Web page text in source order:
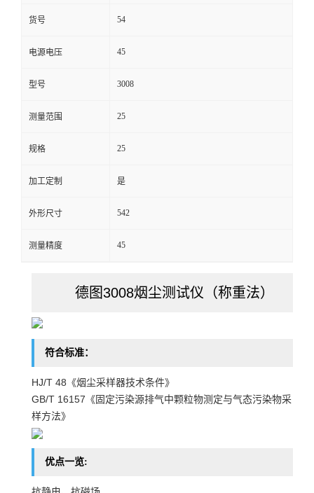
货号 54
电源电压 45
型号 3008
测量范围 25
规格 25
加工定制 是
外形尺寸 542
测量精度 45
德图3008烟尘测试仪（称重法）
符合标准：
HJ/T 48《烟尘采样器技术条件》
GB/T 16157《固定污染源排气中颗粒物测定与气态污染物采
样方法》
优点一览: